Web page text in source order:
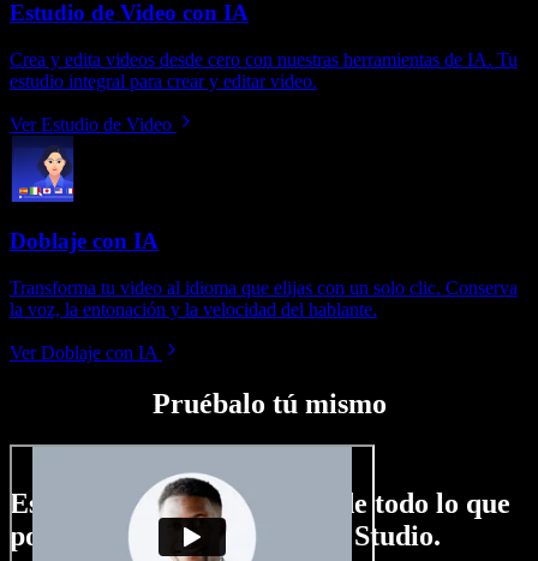
Estudio de Video con IA
Crea y edita videos desde cero con nuestras herramientas de IA. Tu
estudio integral para crear y editar video.
Ver Estudio de Video
Doblaje con IA
Transforma tu video al idioma que elijas con un solo clic. Conserva
la voz, la entonación y la velocidad del hablante.
Ver Doblaje con IA
Pruébalo tú mismo
Esto es solo una probadita de todo lo que
podrás hacer con Speechify Studio.